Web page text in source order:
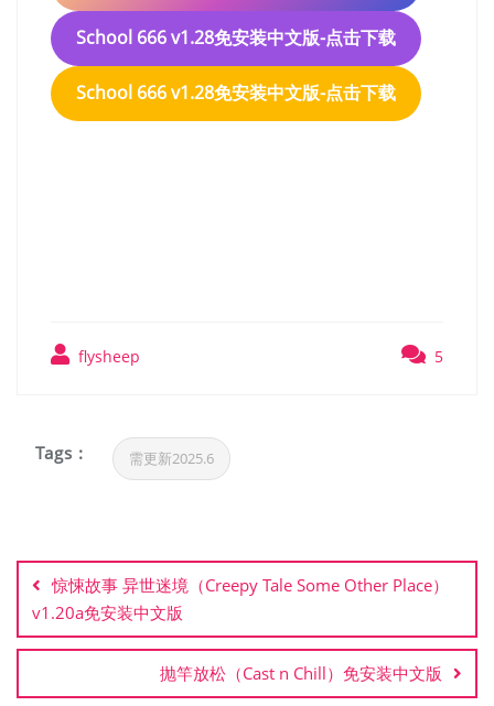
School 666 v1.28免安装中文版-点击下载
School 666 v1.28免安装中文版-点击下载
flysheep 5
Tags : 需更新2025.6
章
导
航
惊悚故事 异世迷境（Creepy Tale Some Other Place）
v1.20a免安装中文版
抛竿放松（Cast n Chill）免安装中文版